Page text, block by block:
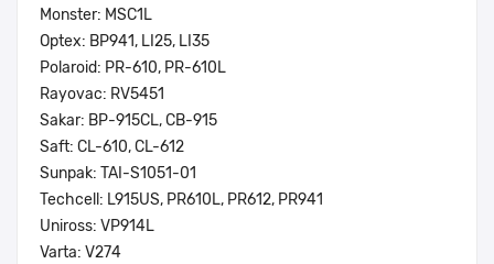
Monster: MSC1L
Optex: BP941, LI25, LI35
Polaroid: PR-610, PR-610L
Rayovac: RV5451
Sakar: BP-915CL, CB-915
Saft: CL-610, CL-612
Sunpak: TAI-S1051-01
Techcell: L915US, PR610L, PR612, PR941
Uniross: VP914L
Varta: V274